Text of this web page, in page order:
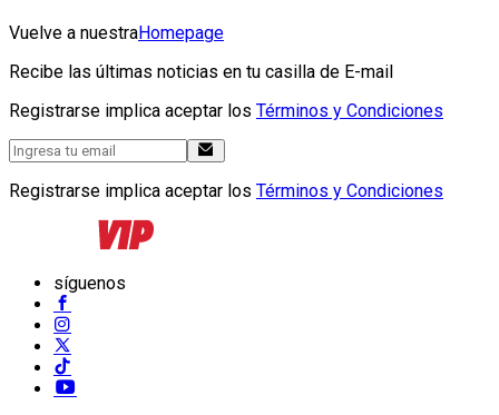
Vuelve a nuestraHomepage
Recibe las últimas noticias en tu casilla de E-mail
Registrarse implica aceptar los Términos y Condiciones
Registrarse implica aceptar los Términos y Condiciones
síguenos